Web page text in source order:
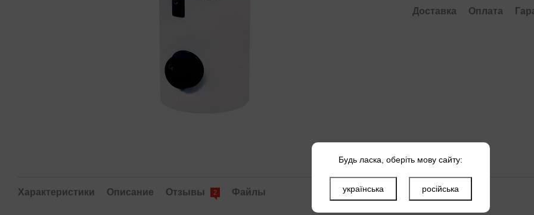
Доставка Оплата
Характеристики Описание Отзывы 2 Файлы
Будь ласка, оберіть мову сайту:
українська російська